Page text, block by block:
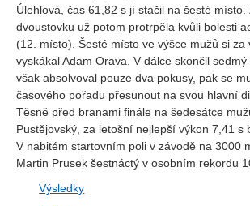
Úlehlová, čas 61,82 s jí stačil na šesté místo.
dvoustovku už potom protrpěla kvůli bolesti
(12. místo). Šesté místo ve výšce mužů si za
vyskákal Adam Orava. V dálce skončil
však absolvoval pouze dva pokusy, pak se
časového pořadu přesunout na svou hlavní
Těsně před branami finále na šedesátce
Pustějovský, za letošní nejlepší výkon 7,41 s
V nabitém startovním poli v závodě na 3000
Martin Prusek šestnáctý v osobním rekordu
Výsledky